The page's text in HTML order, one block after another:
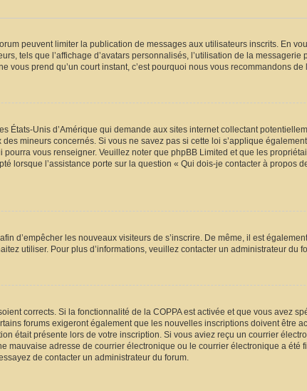
peuvent limiter la publication de messages aux utilisateurs inscrits. En
tels que l’affichage d’avatars personnalisés, l’utilisation de la messagerie
vous prend qu’un court instant, c’est pourquoi nous vous recommandons de
États-Unis d’Amérique qui demande aux sites internet collectant
mineurs concernés. Si vous ne savez pas si cette loi s’applique
vous renseigner. Veuillez noter que phpBB Limited et que les
lorsque l’assistance porte sur la question « Qui dois-je contacter à propos
d’empêcher les nouveaux visiteurs de s’inscrire. De même, il est
utiliser. Pour plus d’informations, veuillez contacter un administrateur du
corrects. Si la fonctionnalité de la COPPA est activée et que vous avez
forums exigeront également que les nouvelles inscriptions doivent être
était présente lors de votre inscription. Si vous aviez reçu un courrier
mauvaise adresse de courrier électronique ou le courrier électronique a été
de contacter un administrateur du forum.